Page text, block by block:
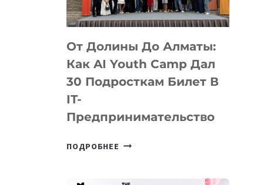
От Долины До Алматы:
Как AI Youth Camp Дал
30 Подросткам Билет В
IT-
Предпринимательство
ПОДРОБНЕЕ ОТ